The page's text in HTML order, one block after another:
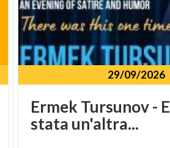
29/09/2026
Ermek Tursunov- E
stata un'altra...